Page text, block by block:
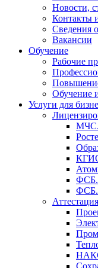
Новости,
Контакты
Сведения
Вакансии
Обучение
Рабочие
Обучение
Услуги для
МЧС.
ФСБ.
ФСБ.
Аттестация